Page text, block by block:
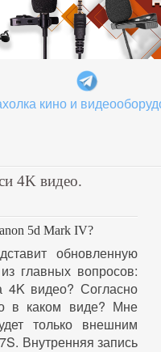
кино и
4K видео.
5d Mark IV?
обновленную
главных вопросов:
4K видео? Согласно
в каком виде? Мне
только внешним
Внутренняя запись